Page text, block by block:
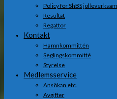
Policy för ShBS
Resultat
Regattor
Kontakt
Hamnkommittén
Seglingskommitté
Styrelse
Medlemsservice
Ansökan etc.
Avgifter